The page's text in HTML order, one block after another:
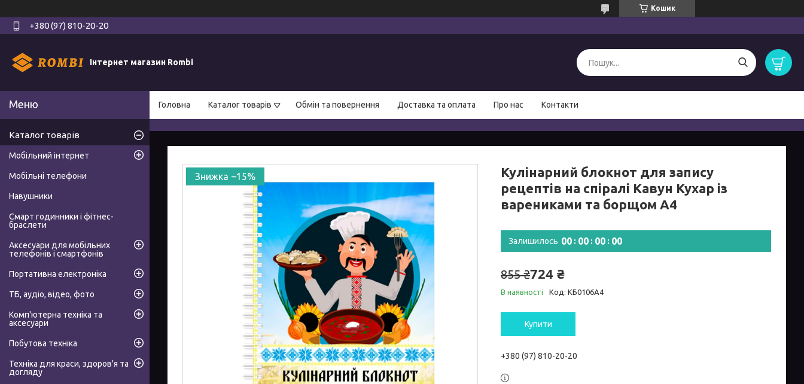
Кошик
+380 (97) 810-20-20
Інтернет магазин Rombi
Головна Каталог товарів Обмін та повернення Доставка та оплата Про нас Контакти
–15%
Кулінарний блокнот для запису
рецептів на спіралі Кавун Кухар із
варениками та борщом А4
Залишилось 00 00 00 00
855 ₴724 ₴
В наявності Код: КБ0106А4
Купити
+380 (97) 810-20-20
Каталог товарів
Мобільний інтернет
Мобільні телефони
Навушники
Смарт годинники і фітнес-
браслети
Аксесуари для мобільних
телефонів і смартфонів
Портативна електроніка
ТБ, аудіо, відео, фото
Комп'ютерна техніка та
аксесуари
Побутова техніка
Техніка для краси, здоров'я та
догляду